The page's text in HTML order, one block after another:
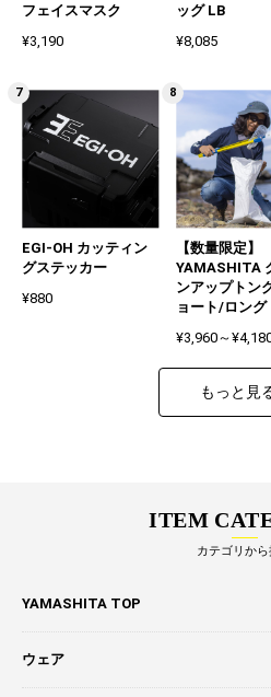
フェイスマスク
¥3,190
ッグ LB
¥8,085
EGI-OH カッティン
グステッカー
¥880
【数量限定】
YAMASHITA
ンアップト
ョート/ロング
¥3,960～
もっと見
ITEM
カテゴリか
YAMASHITA TOP
ウェア